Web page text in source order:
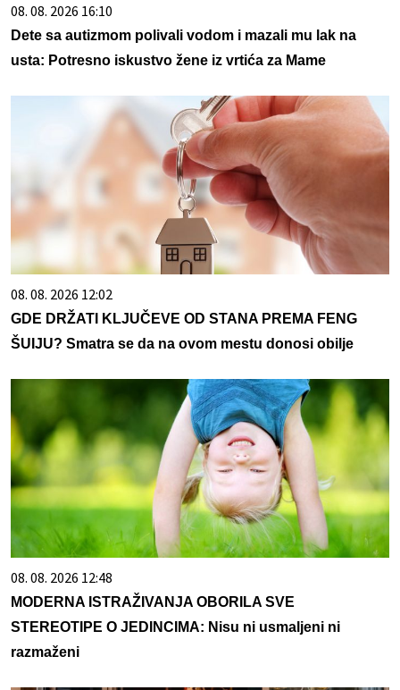
08. 08. 2026 16:10
Dete sa autizmom polivali vodom i mazali mu lak na
usta: Potresno iskustvo žene iz vrtića za Mame
08. 08. 2026 12:02
GDE DRŽATI KLJUČEVE OD STANA PREMA FENG
ŠUIJU? Smatra se da na ovom mestu donosi obilje
08. 08. 2026 12:48
MODERNA ISTRAŽIVANJA OBORILA SVE
STEREOTIPE O JEDINCIMA: Nisu ni usmaljeni ni
razmaženi